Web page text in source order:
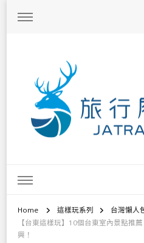
Home 這樣玩系列
台灣懶人
【台東這樣玩】10個台東室內景點推
興！